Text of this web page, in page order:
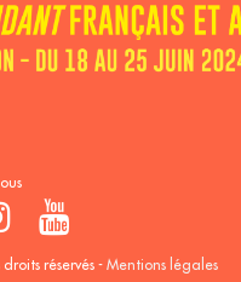
réservés - Mentions légales